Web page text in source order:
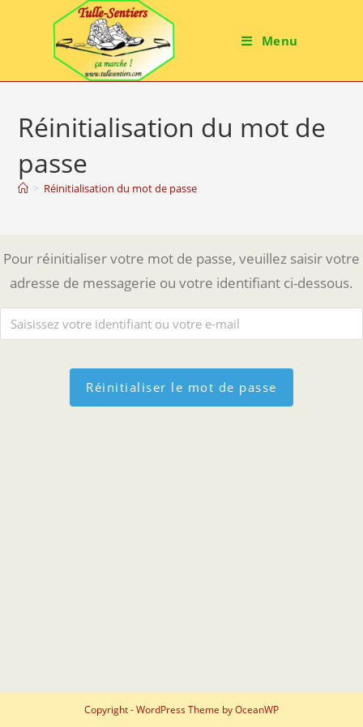
Menu
Réinitialisation du mot de
passe
> Réinitialisation du mot de passe
Pour réinitialiser votre mot de passe, veuillez saisir votre
adresse de messagerie ou votre identifiant ci-dessous.
Copyright - WordPress Theme by OceanWP